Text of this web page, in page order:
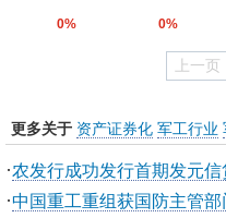
0% 0%
上一页
更多关于 资产证券化 军工行业
·农发行成功发行首期发元
·中国重工重组获国防主管部